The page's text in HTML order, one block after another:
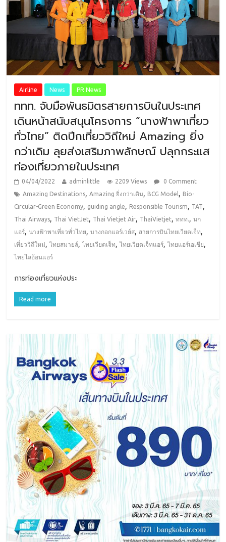
Airline News PR News
ททท. จับมือพันธมิตรสายการบินในประเทศ
เดินหน้าสนับสนุนโครงการ “นางฟ้าพาเที่ยว
ทั่วไทย” ติดปีกเที่ยววิถีใหม่ Amazing ยิ่ง
กว่าเดิม ลุยส่งเสริมภาพลักษณ์ ปลุกกระแส
ท่องเที่ยวภายในประเทศ
04/04/2022 adminlittle 2209 Views
0 Comment
Amazing Destinations,Amazing ยิ่งกว่าเดิม, BCG Model , Bio-
Circular-Green Economy, guiding angle, Responsible Tourism, TAT,
Thai Airways, Thai VietJet, Thai Vietjet Air, ThaiVietjet,ททท.,นก
แอร์,นางฟ้าพาเที่ยวทั่วไทย,บางกอกแอร์เวย์ส, สายการบินไทยเวียตเจ็ท,
เที่ยววิถีใหม่,ไทยสมายล์,ไทยเวียตเจ็ท,ไทยเวียตเจ็ทแอร์,ไทยแอร์เอเชีย,
ไทยไลอ้อนแอร์
การท่องเที่ยวแห่งประ
Read more